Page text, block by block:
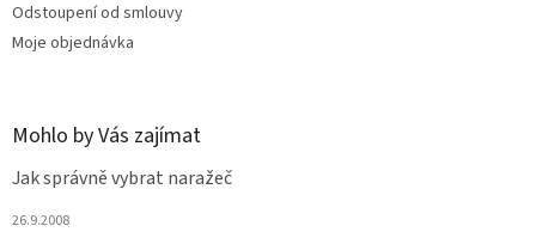
Odstoupení od smlouvy
Moje objednávka
Mohlo by Vás zajímat
Jak správně vybrat naražeč
26.9.2008